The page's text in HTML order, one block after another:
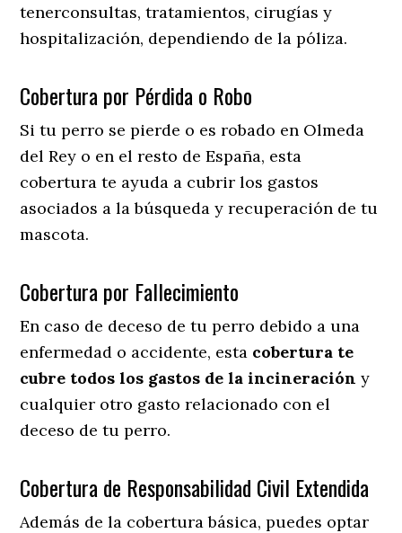
tenerconsultas, tratamientos, cirugías y
hospitalización, dependiendo de la póliza.
Cobertura por Pérdida o Robo
Si tu perro se pierde o es robado en Olmeda
del Rey o en el resto de España, esta
cobertura te ayuda a cubrir los gastos
asociados a la búsqueda y recuperación de tu
mascota.
Cobertura por Fallecimiento
En caso de deceso de tu perro debido a una
enfermedad o accidente, esta cobertura te
cubre todos los gastos de la incineración y
cualquier otro gasto relacionado con el
deceso de tu perro.
Cobertura de Responsabilidad Civil Extendida
Además de la cobertura básica, puedes optar